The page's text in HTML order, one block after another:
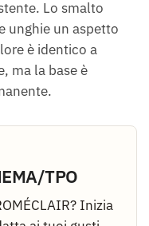
Lo smalto
unghie un aspetto
è identico a
ma la base è
TPO
Inizia